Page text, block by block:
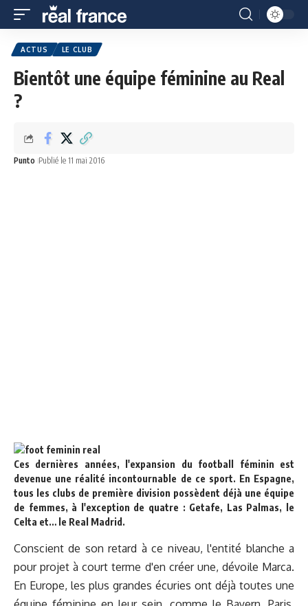
ACTUS LE CLUB
Bientôt une équipe féminine au Real
?
Punto Publié le 11 mai 2016
Ces dernières années, l'expansion du football féminin est
devenue une réalité incontournable de ce sport. En Espagne,
tous les clubs de première division possèdent déjà une équipe
de femmes, à l'exception de quatre : Getafe, Las Palmas, le
Celta et… le Real Madrid.
Conscient de son retard à ce niveau, l'entité blanche a
pour projet à court terme d'en créer une, dévoile Marca.
En Europe, les plus grandes écuries ont déjà toutes une